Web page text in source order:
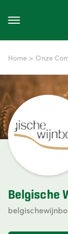
Home > Onze
Belgische